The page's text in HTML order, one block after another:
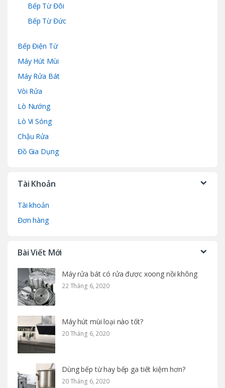
Bếp Từ Đôi
Bếp Từ Đức
Bếp Điện Từ
Máy Hút Mùi
Máy Rửa Bát
Vòi Rửa
Lò Nướng
Lò Vi Sóng
Chậu Rửa
Đồ Gia Dụng
Tài Khoản
Tài khoản
Đơn hàng
Bài Viết Mới
Máy rửa bát có rửa được xoong nồi không
22 Tháng 6, 2020
Máy hút mùi loại nào tốt?
20 Tháng 6, 2020
Dùng bếp từ hay bếp ga tiết kiệm hơn?
20 Tháng 6, 2020